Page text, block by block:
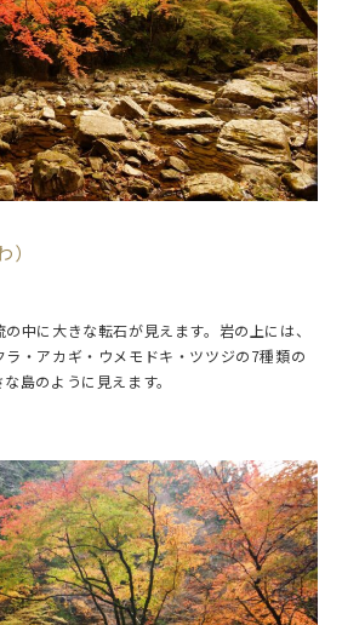
中に大きな転石が見えます。岩の上には、
・アカギ・ウメモドキ・ツツジの7種類の
島のように見えます。